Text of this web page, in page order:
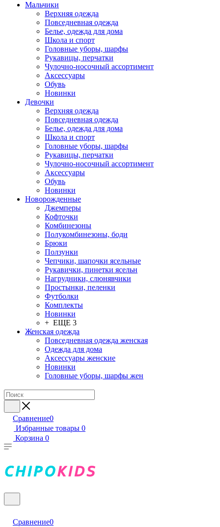
Мальчики
Верхняя одежда
Повседневная одежда
Белье, одежда для дома
Школа и спорт
Головные уборы, шарфы
Рукавицы, перчатки
Чулочно-носочный ассортимент
Аксессуары
Обувь
Новинки
Девочки
Верхняя одежда
Повседневная одежда
Белье, одежда для дома
Школа и спорт
Головные уборы, шарфы
Рукавицы, перчатки
Чулочно-носочный ассортимент
Аксессуары
Обувь
Новинки
Новорожденные
Джемперы
Кофточки
Комбинезоны
Полукомбинезоны, боди
Брюки
Ползунки
Чепчики, шапочки ясельные
Рукавички, пинетки ясельн
Нагрудники, слюнявчики
Простынки, пеленки
Футболки
Комплекты
Новинки
+ ЕЩЕ 3
Женская одежда
Повседневная одежда женская
Одежда для дома
Аксессуары женские
Новинки
Головные уборы, шарфы жен
Сравнение0
Избранные товары 0
Корзина 0
Сравнение0